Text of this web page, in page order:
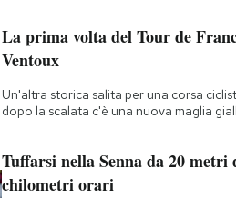
La prima volta del Tour de
Ventoux
Un'altra storica salita per una corsa
dopo la scalata c'è una nuova maglia
Tuffarsi nella Senna da 20 metri
chilometri orari